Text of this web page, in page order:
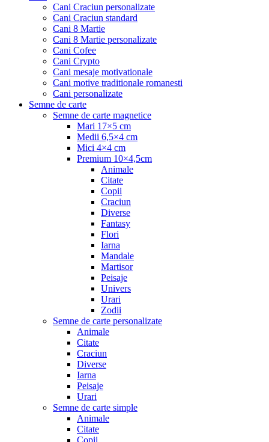
Cani Craciun personalizate
Cani Craciun standard
Cani 8 Martie
Cani 8 Martie personalizate
Cani Cofee
Cani Crypto
Cani mesaje motivationale
Cani motive traditionale romanesti
Cani personalizate
Semne de carte
Semne de carte magnetice
Mari 17×5 cm
Medii 6,5×4 cm
Mici 4×4 cm
Premium 10×4,5cm
Animale
Citate
Copii
Craciun
Diverse
Fantasy
Flori
Iarna
Mandale
Martisor
Peisaje
Univers
Urari
Zodii
Semne de carte personalizate
Animale
Citate
Craciun
Diverse
Iarna
Peisaje
Urari
Semne de carte simple
Animale
Citate
Copii